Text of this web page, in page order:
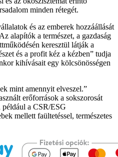
minden rétegét.
és az emberek hozzáállását
alapítók a természet, a gazdaság
keresztül látják a
és a profit kéz a kézben” tudja
kihívásait egy kölcsönösségen
mint amennyit elveszel.”
erőforrások a sokszorosát
például a CSR/ESG
mellett faültetéssel, természetes